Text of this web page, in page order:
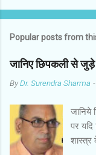
Popular posts from
जानिए छिपकली से
ByDr. Surendra Sharma -
पर